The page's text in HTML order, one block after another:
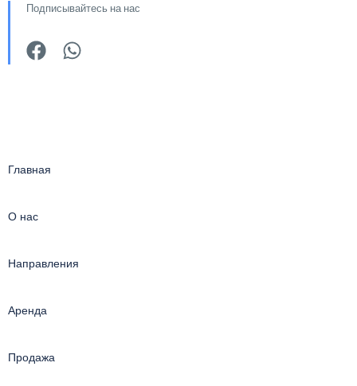
Подписывайтесь на нас
Главная
О нас
Направления
Аренда
Продажа